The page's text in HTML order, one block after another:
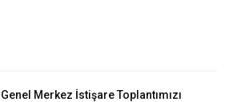
Genel Merkez İstişare Toplantımızı